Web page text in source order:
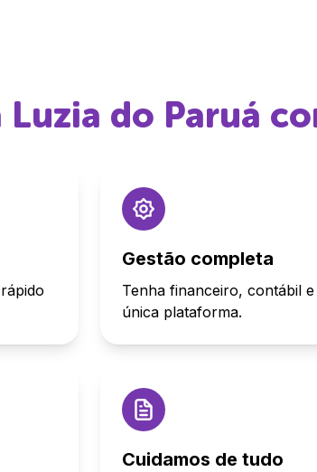
Luzia do Paruá
Gestão completa
Tenha financeiro, contábil
única plataforma.
Cuidamos de tudo